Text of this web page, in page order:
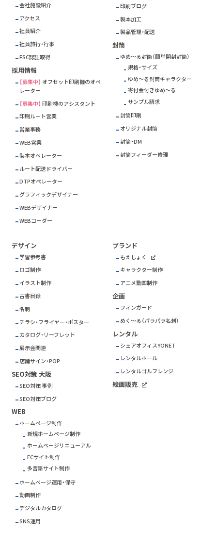
会社施設紹介
アクセス
社員紹介
社員旅行・行事
FSC認証取得
採用情報
【募集中】 オフセット印刷機のオペ
レーター
【募集中】 印刷機のアシスタント
印刷ルート営業
営業事務
WEB営業
製本オペレーター
ルート配送ドライバー
DTPオペレーター
グラフィックデザイナー
WEBデザイナー
WEBコーダー
印刷ブログ
製本加工
製品管理・配送
封筒
ゆめ～る封筒（簡単開封封筒）
規格・サイズ
ゆめ～る封筒キャラクター
寄付金付きゆめ～る
サンプル請求
封筒印刷
オリジナル封筒
封筒・DM
封筒フィーダー修理
デザイン
学習参考書
ロゴ制作
イラスト制作
古書目録
名刺
チラシ・フライヤー・ポスター
カタログ・リーフレット
展示会関連
店舗サイン・POP
SEO対策 大阪
SEO対策 事例
SEO対策ブログ
WEB
ホームページ制作
新規ホームページ制作
ホームページリニューアル
ECサイト制作
多言語サイト制作
ホームページ運用・保守
動画制作
デジタルカタログ
SNS運用
ブランド
もえしょく
キャラクター制作
アニメ動画制作
企画
フィンガード
めく～る（パラパラ名刺）
レンタル
シェアオフィスYONET
レンタルホール
レンタルゴルフレンジ
絵画販売